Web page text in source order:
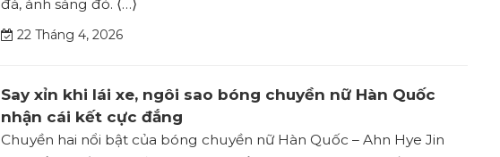
đá, ánh sáng đỏ. ⟨…⟩
22 Tháng 4, 2026
Say xỉn khi lái xe, ngôi sao bóng chuyền nữ Hàn Quốc
nhận cái kết cực đắng
Chuyền hai nổi bật của bóng chuyền nữ Hàn Quốc – Ahn Hye Jin